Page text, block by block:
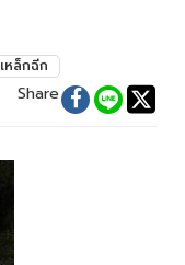
เหล็กฉีก
Share